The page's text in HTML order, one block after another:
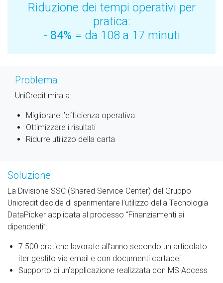
Riduzione dei tempi operativi per
pratica:
- 84% = da 108 a 17 minuti
Problema
UniCredit mira a:
Migliorare l’efficienza operativa
Ottimizzare i risultati
Ridurre utilizzo della carta
Soluzione
La Divisione SSC (Shared Service Center) del Gruppo
Unicredit decide di sperimentare l’utilizzo della Tecnologia
DataPicker applicata al processo “Finanziamenti ai
dipendenti”:
7.500 pratiche lavorate all’anno secondo un articolato
iter gestito via email e con documenti cartacei
Supporto di un’applicazione realizzata con MS Access